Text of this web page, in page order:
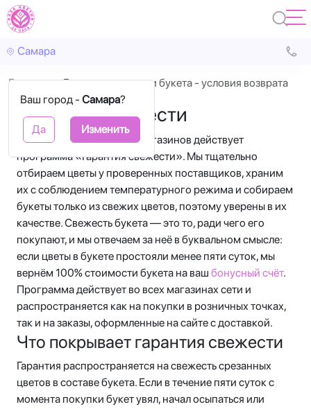
Самара
Ваш город - Самара?
Да Изменить
Главная Гарантия свежести букета - условия возврата
Гарантия свежести
В нашей сети цветочных магазинов действует
программа «Гарантия свежести». Мы тщательно
отбираем цветы у проверенных поставщиков, храним
их с соблюдением температурного режима и собираем
букеты только из свежих цветов, поэтому уверены в их
качестве. Свежесть букета — это то, ради чего его
покупают, и мы отвечаем за неё в буквальном смысле:
если цветы в букете простояли менее пяти суток, мы
вернём 100% стоимости букета на ваш бонусный счёт.
Программа действует во всех магазинах сети и
распространяется как на покупки в розничных точках,
так и на заказы, оформленные на сайте с доставкой.
Что покрывает гарантия свежести
Гарантия распространяется на свежесть срезанных
цветов в составе букета. Если в течение пяти суток с
момента покупки букет увял, начал осыпаться или